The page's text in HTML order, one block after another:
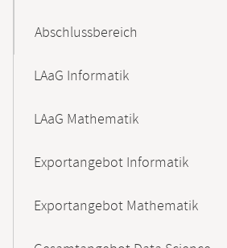
Abschlussbereich
LAaG Informatik
LAaG Mathematik
Exportangebot Informatik
Exportangebot Mathematik